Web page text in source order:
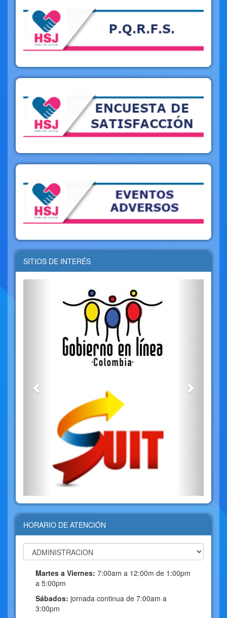
SITIOS DE INTERÉS
HORARIO DE ATENCIÓN
Martes a Viernes: 7:00am a 12:00m de 1:00pm
a 5:00pm
Sábados: jornada continua de 7:00am a
3:00pm